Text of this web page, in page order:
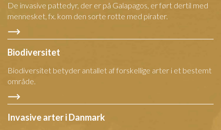
De invasive pattedyr, der er på Galapagos, er ført dertil med
mennesket, fx. kom den sorte rotte med pirater.
Biodiversitet
Biodiversitet betyder antallet af forskellige arter i et bestemt
område.
Invasive arter i Danmark